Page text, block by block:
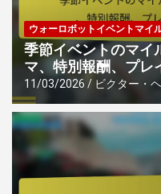
ウォーロボットイベントマイ
季節イベントのマイ
マ、特別報酬、プレ
11/03/2026 ビクター・